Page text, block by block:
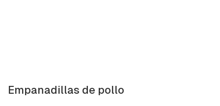
Empanadillas de pollo